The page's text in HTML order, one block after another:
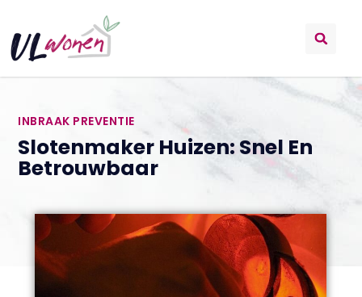
INBRAAK PREVENTIE
Slotenmaker Huizen: Snel En
Betrouwbaar